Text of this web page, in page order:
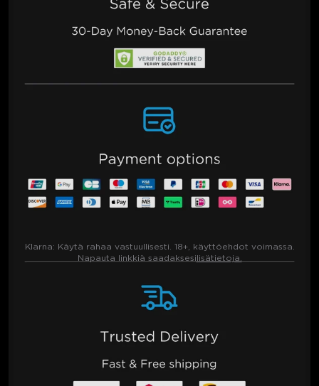
Klarna: Käytä rahaa vastuullisesti. 18+, käyttöehdot voimassa.
Napauta linkkiä saadaksesilisätietoja.